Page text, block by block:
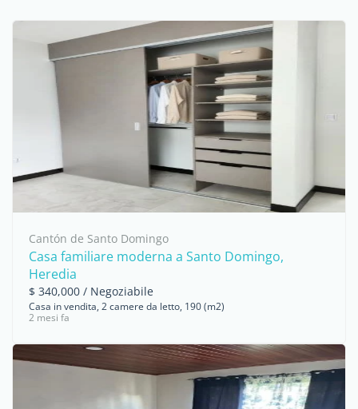
Cantón de Santo Domingo
Casa familiare moderna a Santo Domingo,
Heredia
$ 340,000 / Negoziabile
Casa in vendita, 2 camere da letto, 190 (m2)
2 mesi fa